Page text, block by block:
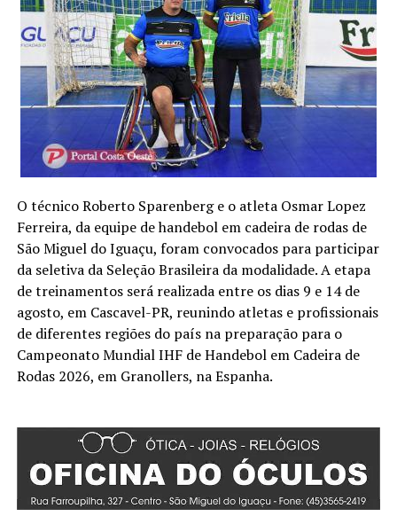
O técnico Roberto Sparenberg e o atleta Osmar Lopez
Ferreira, da equipe de handebol em cadeira de rodas de
São Miguel do Iguaçu, foram convocados para participar
da seletiva da Seleção Brasileira da modalidade. A etapa
de treinamentos será realizada entre os dias 9 e 14 de
agosto, em Cascavel-PR, reunindo atletas e profissionais
de diferentes regiões do país na preparação para o
Campeonato Mundial IHF de Handebol em Cadeira de
Rodas 2026, em Granollers, na Espanha.